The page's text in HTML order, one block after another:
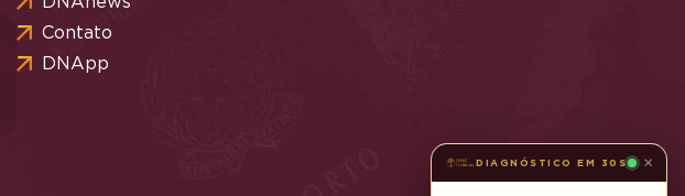
Contato
DNApp
DIAGNÓSTICO EM 30S ×